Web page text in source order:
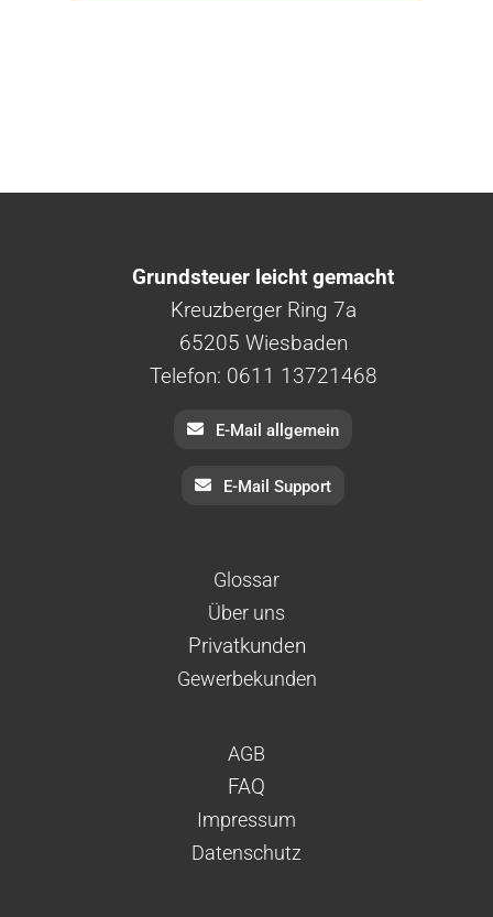
Grundsteuer leicht gemacht
Kreuzberger Ring 7a
65205 Wiesbaden
Telefon: 0611 13721468
E-Mail allgemein
E-Mail Support
Glossar
Über uns
Privatkunden
Gewerbekunden
AGB
FAQ
Impressum
Datenschutz